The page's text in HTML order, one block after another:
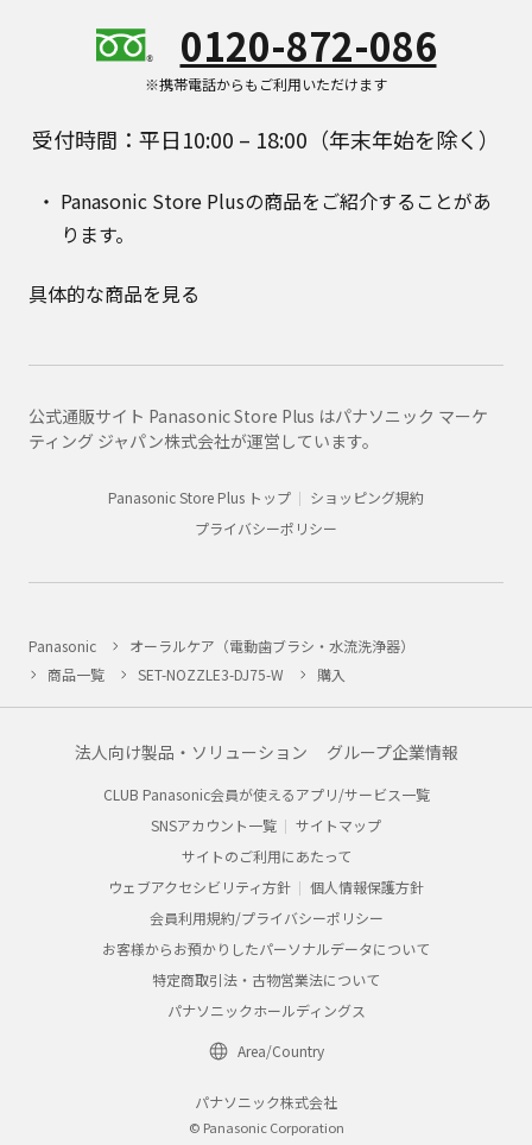
0120-872-086
※携帯電話からもご利用いただけます
受付時間：平日10:00 – 18:00（年末年始を除く）
Panasonic Store Plusの商品をご紹介することがあ
ります。
具体的な商品を見る
公式通販サイト Panasonic Store Plus はパナソニック マーケ
ティング ジャパン株式会社が運営しています。
Panasonic Store Plus トップ
ショッピング規約
プライバシーポリシー
Panasonic
オーラルケア（電動歯ブラシ・水流洗浄器）
商品一覧
SET-NOZZLE3-DJ75-W 購入
法人向け製品・ソリューション グループ企業情報
CLUB Panasonic会員が使えるアプリ/サービス一覧
SNSアカウント一覧
サイトマップ
サイトのご利用にあたって
ウェブアクセシビリティ方針
個人情報保護方針
会員利用規約/プライバシーポリシー
お客様からお預かりしたパーソナルデータについて
特定商取引法・古物営業法について
パナソニックホールディングス
Area/Country
パナソニック株式会社
© Panasonic Corporation